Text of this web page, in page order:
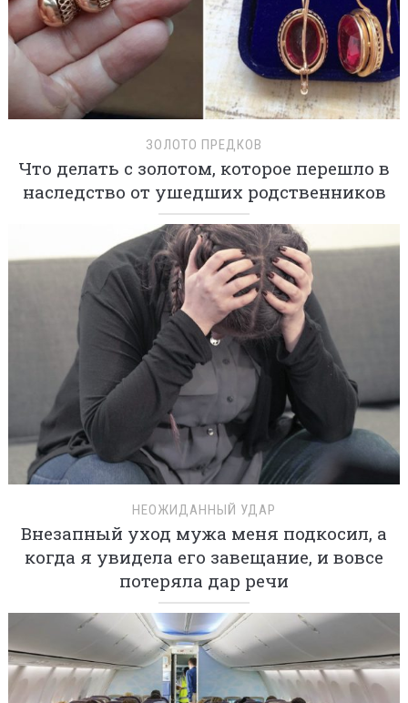
ЗОЛОТО ПРЕДКОВ
Что делать с золотом, которое перешло в
наследство от ушедших родственников
НЕОЖИДАННЫЙ УДАР
Внезапный уход мужа меня подкосил, а
когда я увидела его завещание, и вовсе
потеряла дар речи